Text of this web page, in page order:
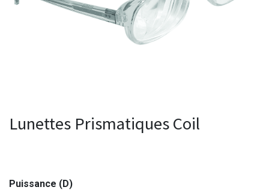
Lunettes Prismatiques Coil
Puissance (D)